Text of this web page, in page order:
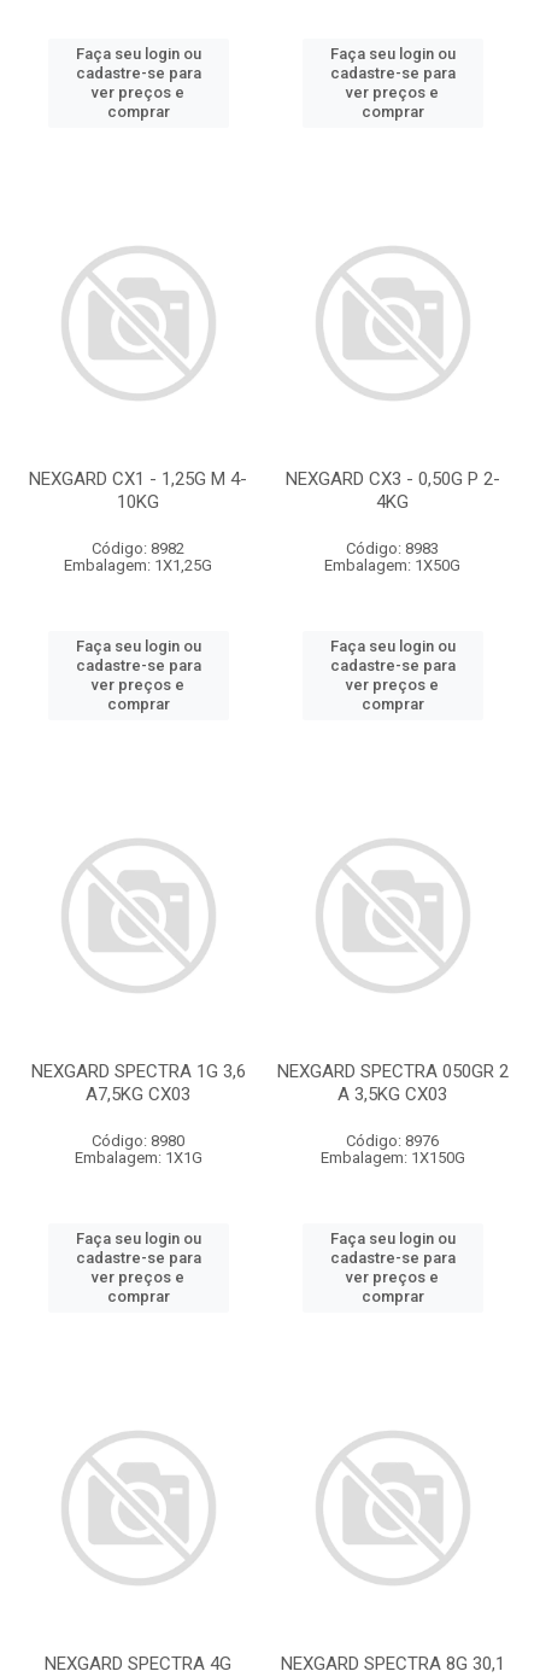
Faça seu login ou
cadastre-se para
ver preços e
comprar
Faça seu login ou
cadastre-se para
ver preços e
comprar
NEXGARD CX1 - 1,25G M 4-
10KG
Código: 8982
Embalagem: 1X1,25G
Faça seu login ou
cadastre-se para
ver preços e
comprar
NEXGARD CX3 - 0,50G P 2-
4KG
Código: 8983
Embalagem: 1X50G
Faça seu login ou
cadastre-se para
ver preços e
comprar
NEXGARD SPECTRA 1G 3,6
A7,5KG CX03
Código: 8980
Embalagem: 1X1G
Faça seu login ou
cadastre-se para
ver preços e
comprar
NEXGARD SPECTRA 050GR 2
A 3,5KG CX03
Código: 8976
Embalagem: 1X150G
Faça seu login ou
cadastre-se para
ver preços e
comprar
NEXGARD SPECTRA 4G
NEXGARD SPECTRA 8G 30,1